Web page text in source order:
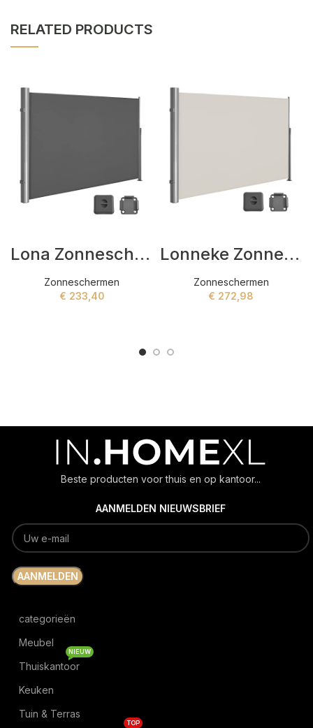
RELATED PRODUCTS
Lona Zonneschermen Grijs
Zonneschermen
€ 233,40
Lonneke Zonneschermen Beige
Zonneschermen
€ 272,98
Beste producten voor thuis en op kantoor...
AANMELDEN NIEUWSBRIEF
categorieën
Meubel
Thuiskantoor
NIEUW
Keuken
Tuin & Terras
TOP